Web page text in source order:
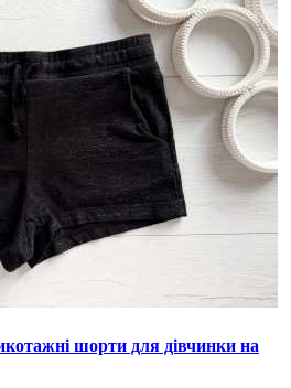
шорти для дівчинки на